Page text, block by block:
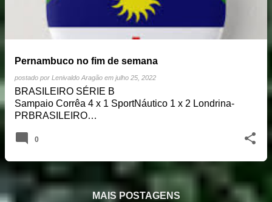
Pernambuco no fim de semana
postado por Lenivaldo Aragão em julho 25, 2022
BRASILEIRO SÉRIE B
Sampaio Corrêa 4 x 1 SportNáutico 1 x 2 Londrina-
PRBRASILEIRO…
0
MAIS POSTAGENS